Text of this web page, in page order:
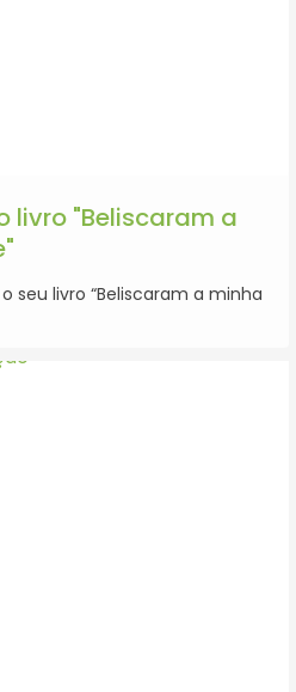
livro "Beliscaram a
seu livro “Beliscaram a minha